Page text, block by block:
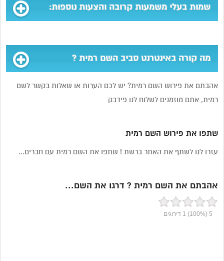
שמות בעלי משמעות קרובה והצעות נוספות:
מה קורה באינטרנט סביב השם רמית ?
אהבתם את פירוש השם רמית? יש לכם הערות או שאלות בקשר לשם
רמית, אתם מוזמנים לשלוח לנו פידבק
שתפו את פירוש השם רמית
עזרו לנו לשתף את האתר ברשת ! שתפו את השם רמית עם חברים...
אהבתם את השם רמית ? דרגו את השם...
5
(100%)
1 דירוגים